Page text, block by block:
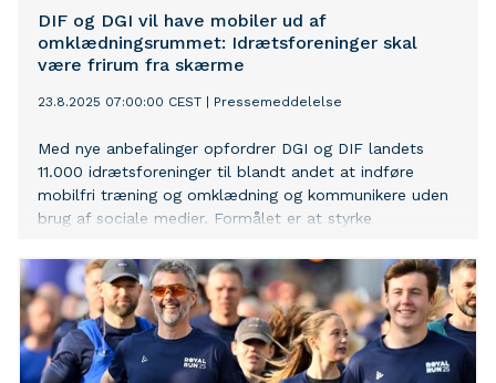
DIF og DGI vil have mobiler ud af
omklædningsrummet: Idrætsforeninger skal
være frirum fra skærme
23.8.2025 07:00:00 CEST Pressemeddelelse
Med nye anbefalinger opfordrer DGI og DIF landets
11.000 idrætsforeninger til blandt andet at indføre
mobilfri træning og omklædning og kommunikere uden
brug af sociale medier. Formålet er at styrke
udfordringer i en digital hverdag.